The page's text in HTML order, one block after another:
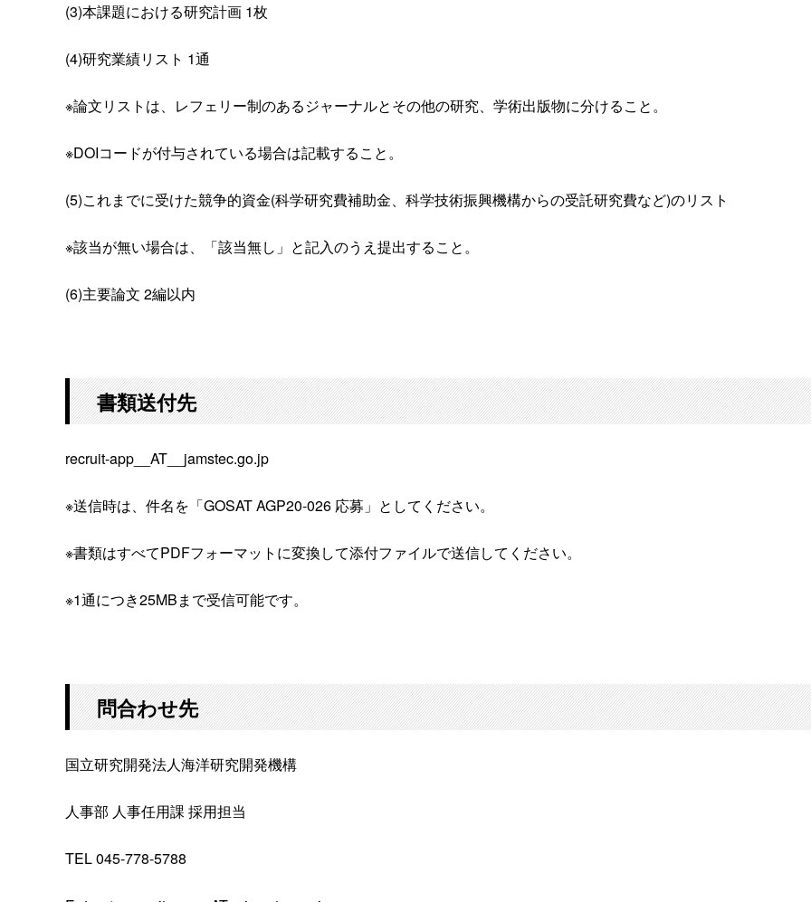
(3)本課題における研究計画 1枚
(4)研究業績リスト 1通
※論文リストは、レフェリー制のあるジャーナルとその他の研究、学術出版物に分けること。
※DOIコードが付与されている場合は記載すること。
(5)これまでに受けた競争的資金(科学研究費補助金、科学技術振興機構からの受託研究費など)のリスト
※該当が無い場合は、「該当無し」と記入のうえ提出すること。
(6)主要論文 2編以内
書類送付先
recruit-app__AT__jamstec.go.jp
※送信時は、件名を「GOSAT AGP20-026 応募」としてください。
※書類はすべてPDFフォーマットに変換して添付ファイルで送信してください。
※1通につき25MBまで受信可能です。
問合わせ先
国立研究開発法人海洋研究開発機構
人事部 人事任用課 採用担当
TEL 045-778-5788